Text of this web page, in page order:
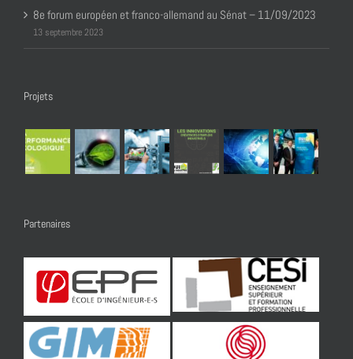
8e forum européen et franco-allemand au Sénat – 11/09/2023
13 septembre 2023
Projets
Partenaires